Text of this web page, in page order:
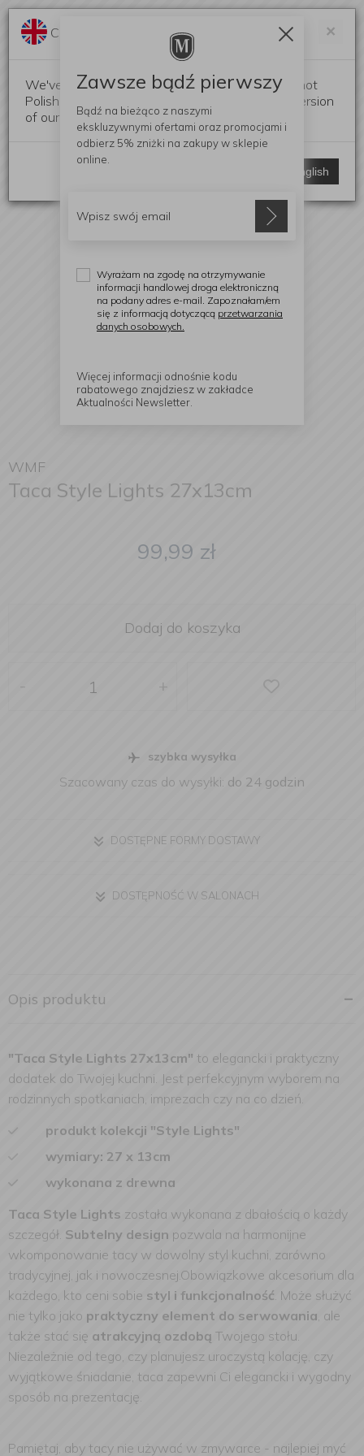
WMF
Taca Style Lights 27x13cm
99,99 zł
Dodaj do koszyka
- +
szybka wysyłka
Szacowany czas do wysyłki: do 24 godzin
DOSTĘPNE FORMY DOSTAWY
DOSTĘPNOŚĆ W SALONACH
Opis produktu
"Taca Style Lights 27x13cm" to elegancki i praktyczny
dodatek do Twojej kuchni. Jest perfekcyjnym wyborem na
rodzinnych spotkaniach, imprezach czy na co dzień.
produkt kolekcji "Style Lights"
wymiary: 27 x 13cm
wykonana z drewna
Taca Style Lights została wykonana z dbałością o każdy
szczegół. Subtelny design pozwala na harmonijne
wkomponowanie tacy w dowolny styl kuchni, zarówno
tradycyjnej, jak i nowoczesnej.Obowiązkowe akcesorium dla
każdego, kto ceni sobie styl i funkcjonalność. Może służyć
nie tylko jako praktyczny element do serwowania, ale
także stać się atrakcyjną ozdobą Twojego stołu.
Niezależnie od tego, czy planujesz uroczystą kolację, czy
wyjątkowe śniadanie, taca zapewni Ci elegancki i wygodny
sposób na prezentację.
Pamiętaj, aby tacy nie używać w zmywarce - najlepiej myć
×
Change language?
We've detected that your browser language is not
Polish. Would you like to switch to the English version
of our website?
Switch to English
Zawsze bądź pierwszy
Bądź na bieżąco z naszymi
ekskluzywnymi ofertami oraz promocjami i
odbierz 5% zniżki na zakupy w sklepie
online.
Wyrażam na zgodę na otrzymywanie
informacji handlowej droga elektroniczną
na podany adres e-mail. Zapoznałam/em
się z informacją dotyczącą przetwarzania
danych osobowych.
Więcej informacji odnośnie kodu
rabatowego znajdziesz w zakładce
Aktualności Newsletter.